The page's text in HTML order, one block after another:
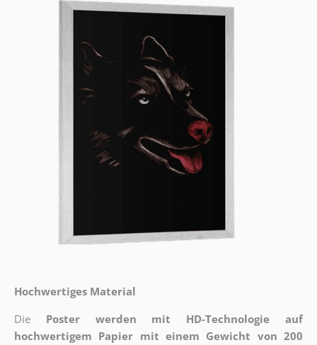
Hochwertiges Material
Die
Poster werden mit HD-Technologie auf
hochwertigem Papier mit einem Gewicht von 200